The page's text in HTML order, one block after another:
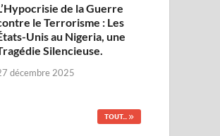
de la Guerre
le Terrorisme : Les
Unis au Nigeria, une
Silencieuse.
décembre 2025
TOUT...